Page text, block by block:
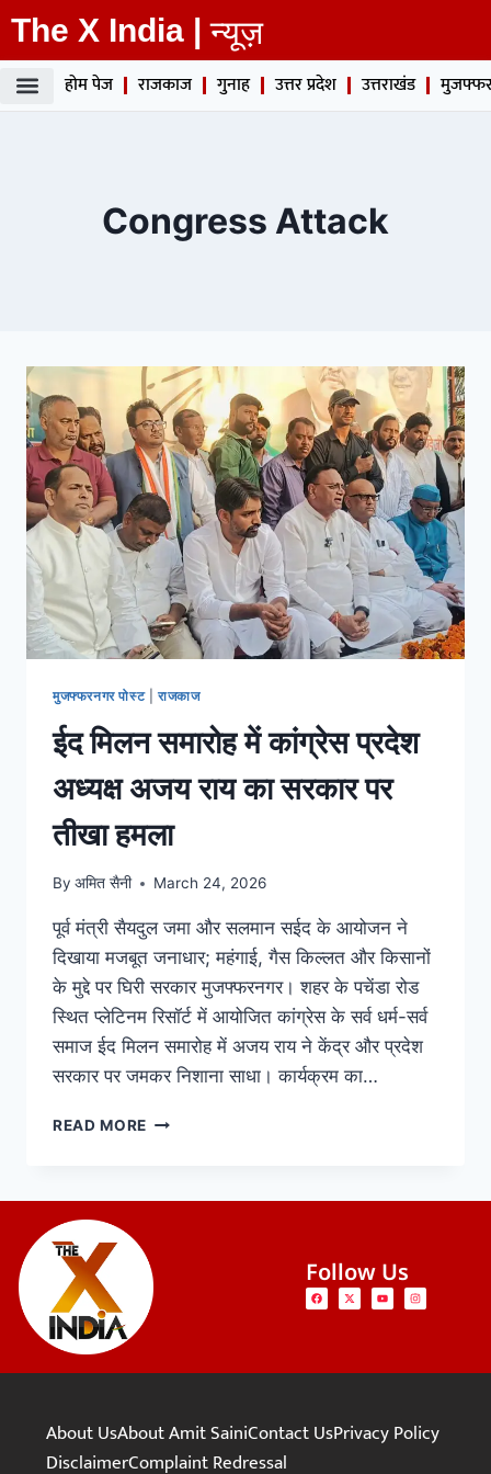
The X India | न्यूज़
होम पेज राजकाज गुनाह उत्तर प्रदेश उत्तराखंड
Congress Attack
मुजफ्फरनगर पोस्ट| राजकाज
ईद मिलन समारोह में कांग्रेस प्रदेश
अध्यक्ष अजय राय का सरकार पर
तीखा हमला
By अमित सैनी March 24, 2026
पूर्व मंत्री सैयदुल जमा और सलमान सईद के आयोजन ने
दिखाया मजबूत जनाधार; महंगाई, गैस किल्लत और किसानों
के मुद्दे पर घिरी सरकार मुजफ्फरनगर। शहर के पचेंडा रोड
स्थित प्लेटिनम रिसॉर्ट में आयोजित कांग्रेस के सर्व धर्म-सर्व
समाज ईद मिलन समारोह में अजय राय ने केंद्र और प्रदेश
सरकार पर जमकर निशाना साधा। कार्यक्रम का…
READ MORE
Follow Us
About UsAbout Amit SainiContact UsPrivacy Policy
DisclaimerComplaint Redressal